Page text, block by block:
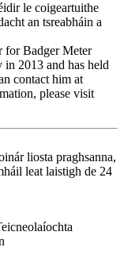
le coigeartuithe
an tsreabháin a
for Badger Meter
2013 and has held
contact him at
please visit
liosta praghsanna,
leat laistigh de 24